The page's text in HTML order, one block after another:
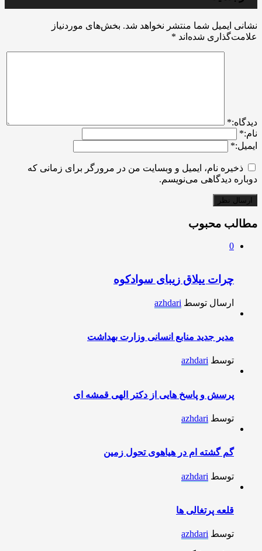
نشانی ایمیل شما منتشر نخواهد شد. بخش‌های موردنیاز
علامت‌گذاری شده‌اند *
ديدگاه:*
نام:*
ایمیل:*
ذخیره نام، ایمیل و وبسایت من در مرورگر برای زمانی که
دوباره دیدگاهی می‌نویسم.
مطالب محبوب
0
چرات ییلاق زیبای سوادکوه
ارسال توسط azhdari
مدیر جدید منابع انسانی وزارت بهداشت
توسط azhdari
پرسش و پاسخ هایی از دکتر الهی قمشه ای
توسط azhdari
گم گشته ام در هیاهوی تحول زمین
توسط azhdari
قلعه پرتغالی ها
توسط azhdari